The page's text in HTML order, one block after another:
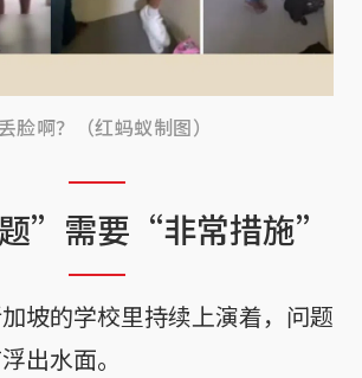
脸啊？（红蚂蚁制图）
”需要“非常措施”
坡的学校里持续上演着，问题
出水面。